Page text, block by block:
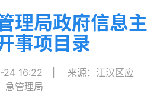
理局政府信息主
事项目录
24 16:22
来源：江汉区应
急管理局